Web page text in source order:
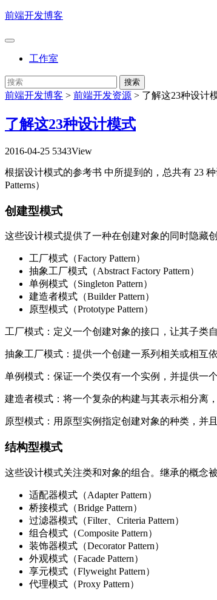
前端开发博客
工作室
前端开发博客 > 前端开发资源 > 了解这23种设计
了解这23种设计模式
2016-04-25 5343View
根据设计模式的参考书 中所提到的，总共有 23 种
Patterns）
创建型模式
这些设计模式提供了一种在创建对象的同时隐藏
工厂模式（Factory Pattern）
抽象工厂模式（Abstract Factory Pattern）
单例模式（Singleton Pattern）
建造者模式（Builder Pattern）
原型模式（Prototype Pattern）
工厂模式：定义一个创建对象的接口，让其子类
抽象工厂模式：提供一个创建一系列相关或相互
单例模式：保证一个类仅有一个实例，并提供一
建造者模式：将一个复杂的构建与其表示相分离
原型模式：用原型实例指定创建对象的种类，并
结构型模式
这些设计模式关注类和对象的组合。继承的概念
适配器模式（Adapter Pattern）
桥接模式（Bridge Pattern）
过滤器模式（Filter、Criteria Pattern）
组合模式（Composite Pattern）
装饰器模式（Decorator Pattern）
外观模式（Facade Pattern）
享元模式（Flyweight Pattern）
代理模式（Proxy Pattern）